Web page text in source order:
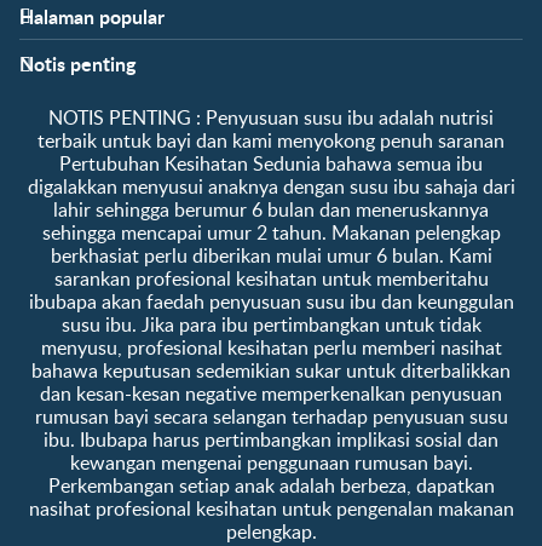
Halaman popular
Bantuan
Soalan Lazim
Hubungi kami
Tentang kami
Info kelab
Ke log masuk / daftar
Sampel percuma
Notis penting
​NOTIS PENTING :​ Penyusuan susu ibu adalah nutrisi
terbaik untuk bayi dan kami menyokong penuh saranan
Pertubuhan Kesihatan Sedunia bahawa semua ibu
digalakkan menyusui anaknya dengan susu ibu sahaja dari
lahir sehingga berumur 6 bulan dan meneruskannya
sehingga mencapai umur 2 tahun. Makanan pelengkap
berkhasiat perlu diberikan mulai umur 6 bulan. Kami
sarankan profesional kesihatan untuk memberitahu
ibubapa akan faedah penyusuan susu ibu dan keunggulan
susu ibu. Jika para ibu pertimbangkan untuk tidak
menyusu, profesional kesihatan perlu memberi nasihat
bahawa keputusan sedemikian sukar untuk diterbalikkan
dan kesan-kesan negative memperkenalkan penyusuan
rumusan bayi secara selangan terhadap penyusuan susu
ibu. Ibubapa harus pertimbangkan implikasi sosial dan
kewangan mengenai penggunaan rumusan bayi.
Perkembangan setiap anak adalah berbeza, dapatkan
nasihat profesional kesihatan untuk pengenalan makanan
pelengkap.